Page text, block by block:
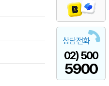
상담전화
02) 500
5900